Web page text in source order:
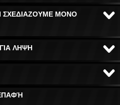
ΣΧΕΔΙΑΖΟΥΜΕ ΜΟΝΟ
ΛΗΨΗ